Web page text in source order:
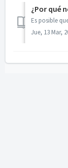
¿Por qué
Jue, 13 Mar,